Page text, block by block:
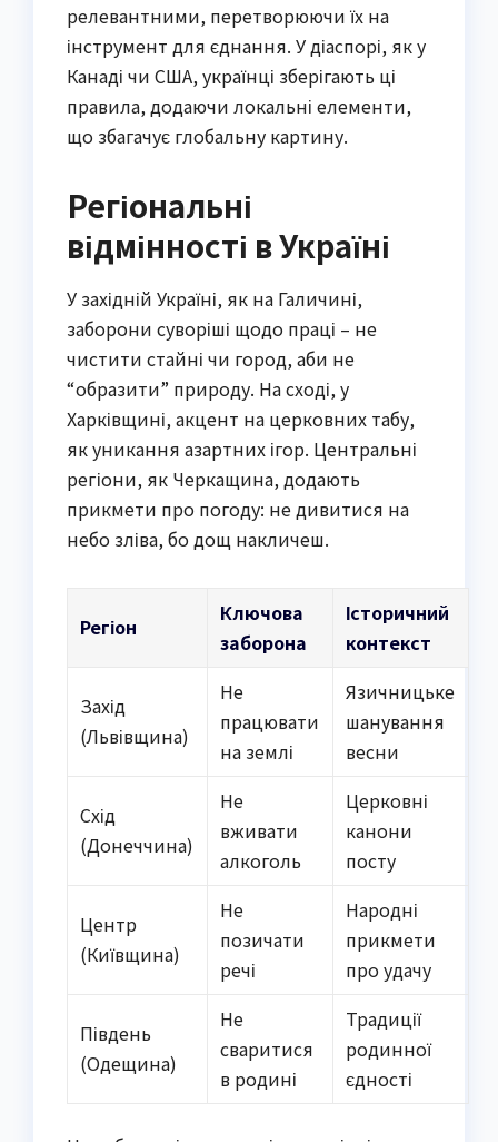
релевантними, перетворюючи їх на
інструмент для єднання. У діаспорі, як у
Канаді чи США, українці зберігають ці
правила, додаючи локальні елементи,
що збагачує глобальну картину.
Регіональні
відмінності в Україні
У західній Україні, як на Галичині,
заборони суворіші щодо праці – не
чистити стайні чи город, аби не
“образити” природу. На сході, у
Харківщині, акцент на церковних табу,
як уникання азартних ігор. Центральні
регіони, як Черкащина, додають
прикмети про погоду: не дивитися на
небо зліва, бо дощ накличеш.
Регіон
Ключова
заборона
Історичний
контекст
Захід
(Львівщина)
Не
працювати
на землі
Язичницьке
шанування
весни
Схід
(Донеччина)
Не
вживати
алкоголь
Церковні
канони
посту
Центр
(Київщина)
Не
позичати
речі
Народні
прикмети
про удачу
Південь
(Одещина)
Не
сваритися
в родині
Традиції
родинної
єдності